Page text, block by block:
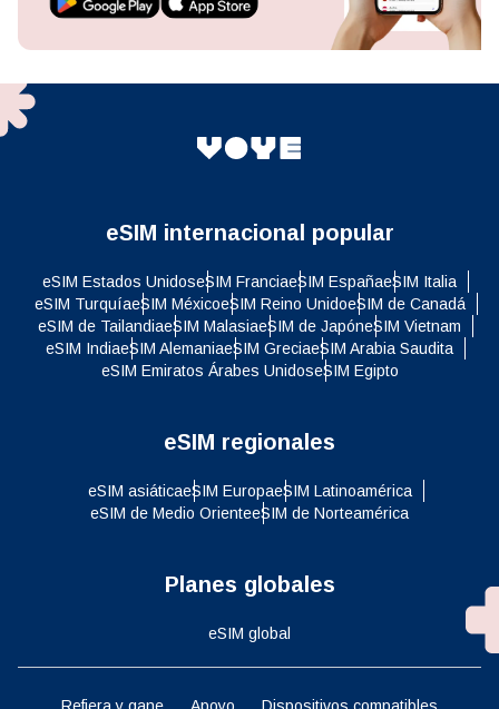
eSIM internacional popular
eSIM Estados UnidoseSIM FranciaeSIM EspañaeSIM Italia
eSIM TurquíaeSIM MéxicoeSIM Reino UnidoeSIM de Canadá
eSIM de TailandiaeSIM MalasiaeSIM de JapóneSIM Vietnam
eSIM IndiaeSIM AlemaniaeSIM GreciaeSIM Arabia Saudita
eSIM Emiratos Árabes UnidoseSIM Egipto
eSIM regionales
eSIM asiáticaeSIM EuropaeSIM Latinoamérica
eSIM de Medio OrienteeSIM de Norteamérica
Planes globales
eSIM global